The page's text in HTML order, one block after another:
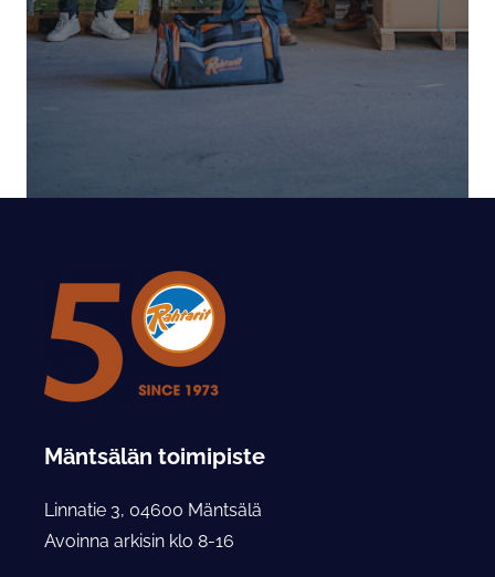
Mäntsälän toimipiste
Linnatie 3, 04600 Mäntsälä
Avoinna arkisin klo 8-16